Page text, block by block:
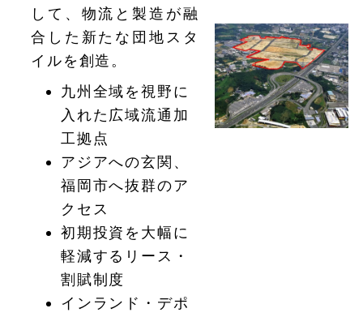
して、物流と製造が融
合した新たな団地スタ
イルを創造。
九州全域を視野に
入れた広域流通加
工拠点
アジアへの玄関、
福岡市へ抜群のア
クセス
初期投資を大幅に
軽減するリース・
割賦制度
インランド・デポ